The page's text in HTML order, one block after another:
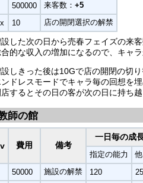
500000 来客数： +5
10 店の開閉選択の解禁
した次の日から売春フェイズの来客
的な収入の増加になるので、キャ
しきった後は10Gで店の開閉の切り
ンドレスモードでキャラ毎の回想を埋
店するとその日の客が次の日に持ち
師の館
費用 備考
一日毎の成
指定の能力
50000 施設の解禁 120
25